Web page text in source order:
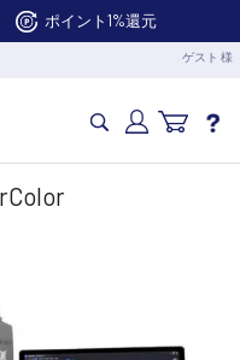
ポイント1%還元
ゲスト 様